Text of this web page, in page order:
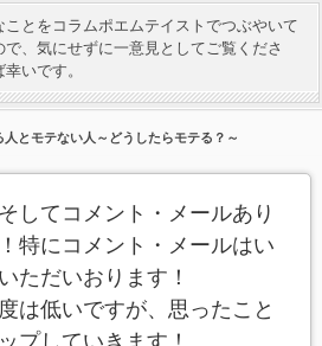
とをコラムポエムテイストでつぶやいて
、気にせずに一意見としてご覧くださ
いです。
人とモテない人～どうしたらモテる？～
してコメント・メールあり
特にコメント・メールはい
ただいおります！
は低いですが、思ったこと
プしていきます！